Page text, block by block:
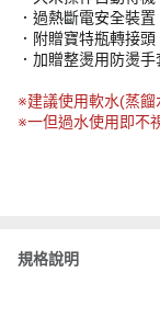
．過熱斷電安全裝置
．附贈寶特瓶轉接頭
．加贈整燙用防燙手
※建議使用軟水(蒸餾
※一但過水使用即不
規格說明